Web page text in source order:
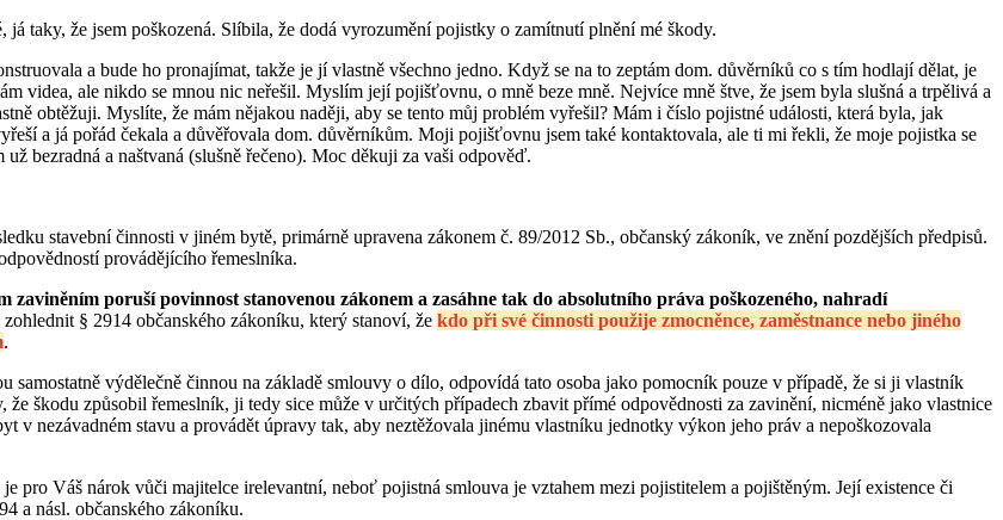
taky, že jsem poškozená. Slíbila, že dodá vyrozumění pojistky o zamítnutí plnění mé škody.
a bude ho pronajímat, takže je jí vlastně všechno jedno. Když se na to zeptám dom. důvěrníků co s tím hodlají dělat, je
videa, ale nikdo se mnou nic neřešil. Myslím její pojišťovnu, o mně beze mně. Nejvíce mně štve, že jsem byla slušná a trpělivá a
obtěžuji. Myslíte, že mám nějakou naději, aby se tento můj problém vyřešil? Mám i číslo pojistné události, která byla, jak
a já pořád čekala a důvěřovala dom. důvěrníkům. Moji pojišťovnu jsem také kontaktovala, ale ti mi řekli, že moje pojistka se
bezradná a naštvaná (slušně řečeno). Moc děkuji za vaši odpověď.
stavební činnosti v jiném bytě, primárně upravena zákonem č. 89/2012 Sb., občanský zákoník, ve znění pozdějších předpisů.
provádějícího řemeslníka.
zaviněním poruší povinnost stanovenou zákonem a zasáhne tak do absolutního práva poškozeného, nahradí
§ 2914 občanského zákoníku, který stanoví, že kdo při své činnosti použije zmocněnce, zaměstnance nebo jiného
.
samostatně výdělečně činnou na základě smlouvy o dílo, odpovídá tato osoba jako pomocník pouze v případě, že si ji vlastník
škodu způsobil řemeslník, ji tedy sice může v určitých případech zbavit přímé odpovědnosti za zavinění, nicméně jako vlastnice
v nezávadném stavu a provádět úpravy tak, aby neztěžovala jinému vlastníku jednotky výkon jeho práv a nepoškozovala
pro Váš nárok vůči majitelce irelevantní, neboť pojistná smlouva je vztahem mezi pojistitelem a pojištěným. Její existence či
a násl. občanského zákoníku.